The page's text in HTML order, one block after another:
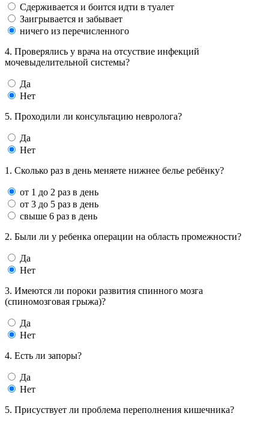
Сдерживается и боится идти в туалет
Заигрывается и забывает
ничего из перечисленного
4. Проверялись у врача на отсуствие инфекций
мочевыделительной системы?
Да
Нет
5. Проходили ли консультацию невролога?
Да
Нет
1. Сколько раз в день меняете нижнее белье ребёнку?
от 1 до 2 раз в день
от 3 до 5 раз в день
свыше 6 раз в день
2. Были ли у ребенка операции на область промежности?
Да
Нет
3. Имеются ли пороки развития спинного мозга
(спиномозговая грыжа)?
Да
Нет
4. Есть ли запоры?
Да
Нет
5. Присуствует ли проблема переполнения кишечника?